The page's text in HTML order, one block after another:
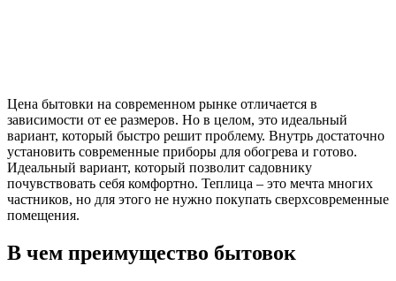
Цена бытовки на современном рынке отличается в
зависимости от ее размеров. Но в целом, это идеальный
вариант, который быстро решит проблему. Внутрь достаточно
установить современные приборы для обогрева и готово.
Идеальный вариант, который позволит садовнику
почувствовать себя комфортно. Теплица – это мечта многих
частников, но для этого не нужно покупать сверхсовременные
помещения.
В чем преимущество бытовок